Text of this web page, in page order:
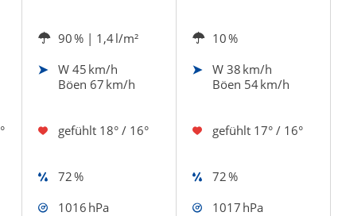
90 % | 1,4 l/m² 10 %
W 45 km/h
Böen 67 km/h
W 38 km/h
Böen 54 km/h
gefühlt 18° / 16° gefühlt 17° / 16°
72 % 72 %
1016 hPa 1017 hPa